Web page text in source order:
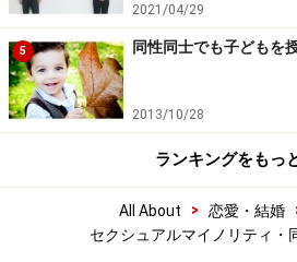
2021/04/29
5 同性同士でも子どもを
2013/10/28
ランキングをもっ
All About > 恋愛・結婚
セクシュアルマイノリティ・